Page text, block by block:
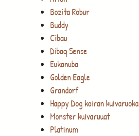
Bozita Robur
Buddy
Cibau
Dibaq Sense
Eukanuba
Golden Eagle
Grandorf
Happy Dog koiran kuivaruoka
Monster kuivaruuat
Platinum